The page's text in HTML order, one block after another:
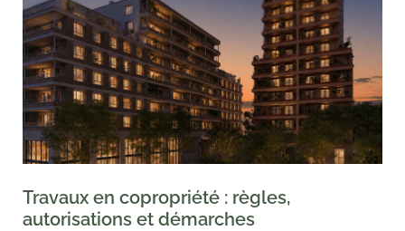
Travaux en copropriété : règles,
autorisations et démarches